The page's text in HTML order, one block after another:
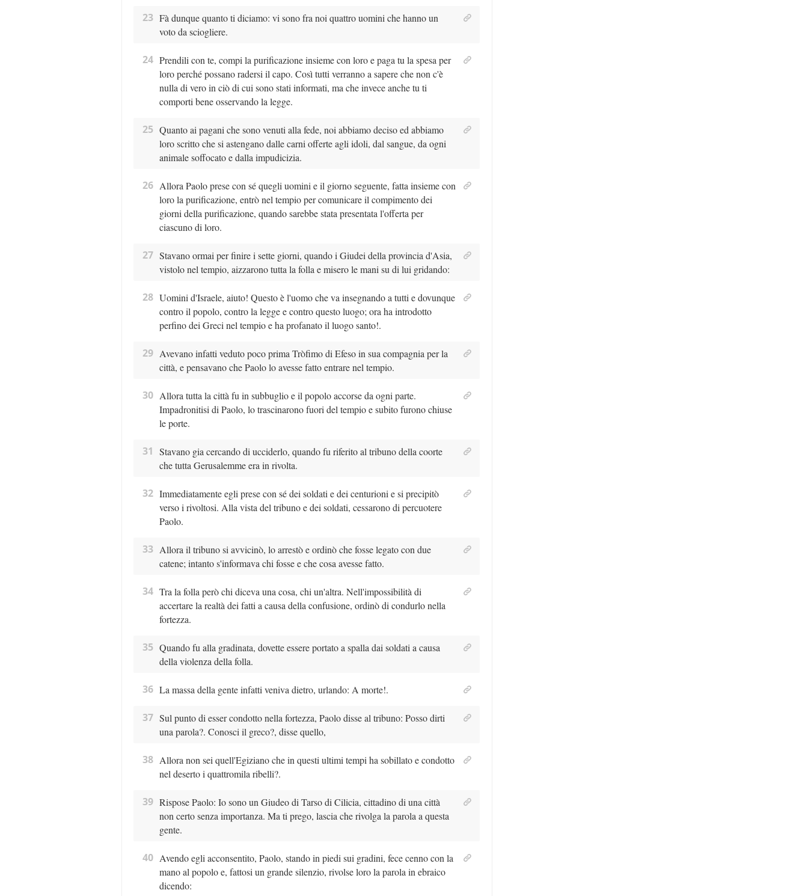
23 Fà dunque quanto ti diciamo: vi sono fra noi quattro uomini che hanno un
voto da sciogliere.
24 Prendili con te, compi la purificazione insieme con loro e paga tu la spesa per
loro perché possano radersi il capo. Così tutti verranno a sapere che non c'è
nulla di vero in ciò di cui sono stati informati, ma che invece anche tu ti
comporti bene osservando la legge.
25 Quanto ai pagani che sono venuti alla fede, noi abbiamo deciso ed abbiamo
loro scritto che si astengano dalle carni offerte agli idoli, dal sangue, da ogni
animale soffocato e dalla impudicizia.
26 Allora Paolo prese con sé quegli uomini e il giorno seguente, fatta insieme con
loro la purificazione, entrò nel tempio per comunicare il compimento dei
giorni della purificazione, quando sarebbe stata presentata l'offerta per
ciascuno di loro.
27 Stavano ormai per finire i sette giorni, quando i Giudei della provincia d'Asia,
vistolo nel tempio, aizzarono tutta la folla e misero le mani su di lui gridando:
28 Uomini d'Israele, aiuto! Questo è l'uomo che va insegnando a tutti e dovunque
contro il popolo, contro la legge e contro questo luogo; ora ha introdotto
perfino dei Greci nel tempio e ha profanato il luogo santo!.
29 Avevano infatti veduto poco prima Tròfimo di Efeso in sua compagnia per la
città, e pensavano che Paolo lo avesse fatto entrare nel tempio.
30 Allora tutta la città fu in subbuglio e il popolo accorse da ogni parte.
Impadronitisi di Paolo, lo trascinarono fuori del tempio e subito furono chiuse
le porte.
31 Stavano gia cercando di ucciderlo, quando fu riferito al tribuno della coorte
che tutta Gerusalemme era in rivolta.
32 Immediatamente egli prese con sé dei soldati e dei centurioni e si precipitò
verso i rivoltosi. Alla vista del tribuno e dei soldati, cessarono di percuotere
Paolo.
33 Allora il tribuno si avvicinò, lo arrestò e ordinò che fosse legato con due
catene; intanto s'informava chi fosse e che cosa avesse fatto.
34 Tra la folla però chi diceva una cosa, chi un'altra. Nell'impossibilità di
accertare la realtà dei fatti a causa della confusione, ordinò di condurlo nella
fortezza.
35 Quando fu alla gradinata, dovette essere portato a spalla dai soldati a causa
della violenza della folla.
36 La massa della gente infatti veniva dietro, urlando: A morte!.
37 Sul punto di esser condotto nella fortezza, Paolo disse al tribuno: Posso dirti
una parola?. Conosci il greco?, disse quello,
38 Allora non sei quell'Egiziano che in questi ultimi tempi ha sobillato e condotto
nel deserto i quattromila ribelli?.
39 Rispose Paolo: Io sono un Giudeo di Tarso di Cilicia, cittadino di una città
non certo senza importanza. Ma ti prego, lascia che rivolga la parola a questa
gente.
40 Avendo egli acconsentito, Paolo, stando in piedi sui gradini, fece cenno con la
mano al popolo e, fattosi un grande silenzio, rivolse loro la parola in ebraico
dicendo: